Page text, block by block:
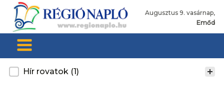
Augusztus 9. vasárnap,
Emőd
Kategoria
Hír rovatok (1)